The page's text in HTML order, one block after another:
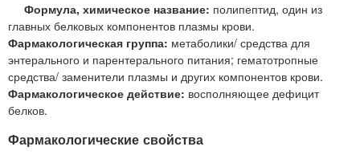
Формула, химическое название: полипептид, один из
главных белковых компонентов плазмы крови.
Фармакологическая группа: метаболики/ средства для
энтерального и парентерального питания; гематотропные
средства/ заменители плазмы и других компонентов крови.
Фармакологическое действие: восполняющее дефицит
белков.
Фармакологические свойства